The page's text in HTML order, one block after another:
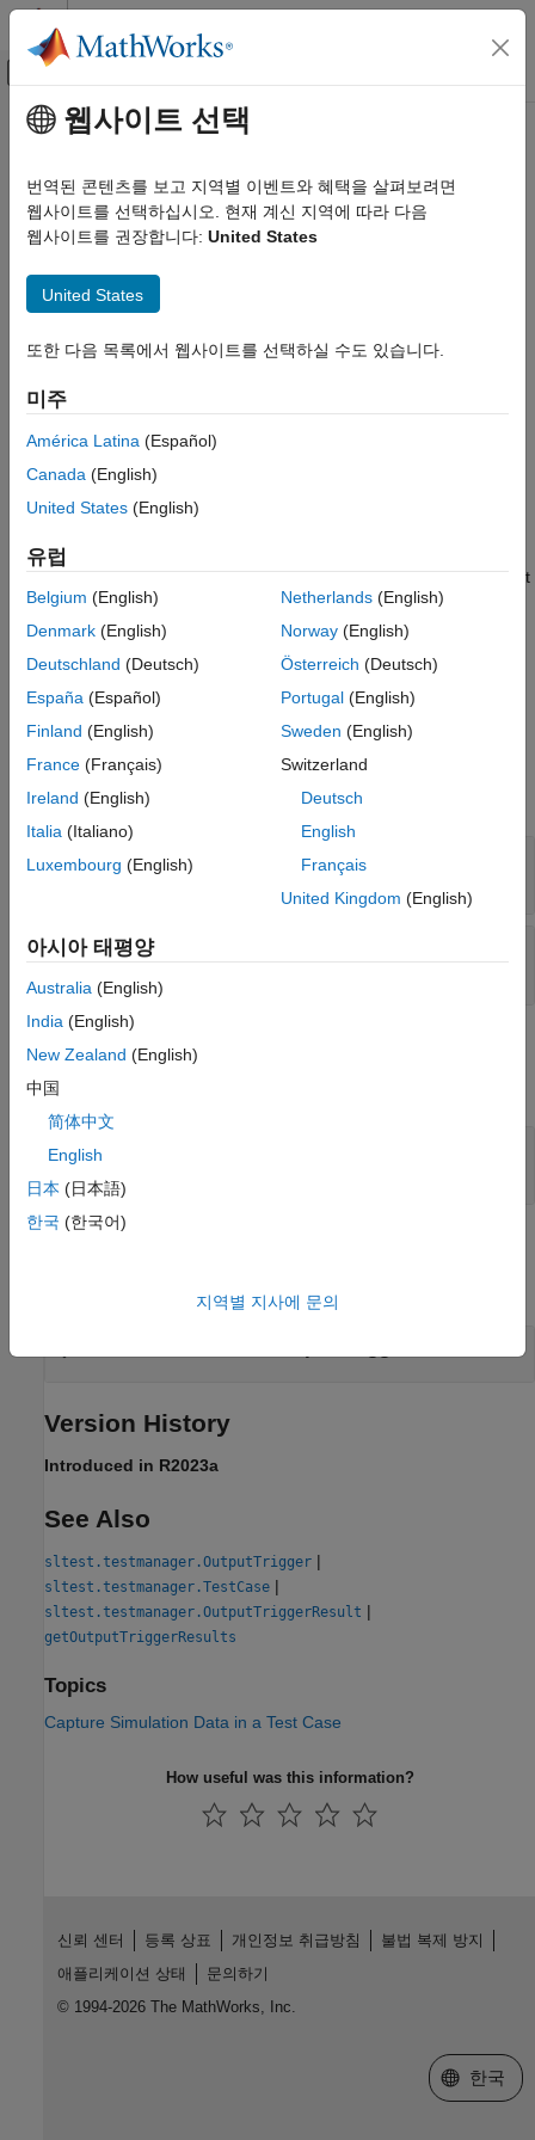
콘텐츠로 바로 가기
오프캔버스 탐색 메뉴 토글
문서 홈
Simulink Test
ON THIS PAGE
Description
Output Arguments
Examples
Version History
주요 콘텐츠
getOutputTrigger
Class:sltest.testmanager.TestCase
Namespace:sltest.testmanager
Create output trigger object for test case
Since R2023a
Syntax
ot = getOutputTrigger(tc)
ot = getOutputTrigger(tc,simIndex)
Description
sltest.testmanager.OutputTrigger
case,tc. If your test case uses iterations, all iterations in the test
case use the same output trigger object.
simIndex
sltest.testmanager.OutputTrigger
object for the specified
simulation of an equivalence test case.
Input Arguments
expand all
—Test case
sltest.testmanager.TestCase
simIndex
(default) |
Output Arguments
expand all
ot
Version History
Introduced in R2023a
See Also
sltest.testmanager.OutputTrigger |
sltest.testmanager.TestCase |
sltest.testmanager.OutputTriggerResult |
getOutputTriggerResults
Topics
Capture Simulation Data in a Test Case
How useful was this information?
웹사이트 선택
번역된 콘텐츠를 보고 지역별 이벤트와 혜택을 살펴보려면
웹사이트를 선택하십시오. 현재 계신 지역에 따라 다음
웹사이트를 권장합니다: United States
United States
또한 다음 목록에서 웹사이트를 선택하실 수도 있습니다.
미주
América Latina (Español)
Canada (English)
United States (English)
유럽
Belgium (English)
Denmark (English)
Deutschland (Deutsch)
España (Español)
Finland (English)
France (Français)
Ireland (English)
Italia (Italiano)
Luxembourg (English)
Netherlands(English)
Norway(English)
Österreich (Deutsch)
Portugal(English)
Sweden (English)
Switzerland
Deutsch
English
Français
United Kingdom (English)
아시아 태평양
Australia (English)
India (English)
New Zealand (English)
中国
简体中文
English
日本 (日本語)
한국 (한국어)
지역별 지사에 문의
신뢰 센터 등록 상표 개인정보 취급방침
불법 복제 방지
애플리케이션 상태
문의하기
© 1994-2026 The MathWorks, Inc.
웹사이트
한국